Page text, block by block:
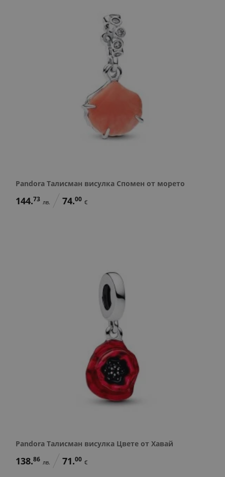
Pandora Талисман висулка Спомен от морето
144.73 лв. 74.00 €
Pandora Талисман висулка Цвете от Хавай
138.86 лв. 71.00 €